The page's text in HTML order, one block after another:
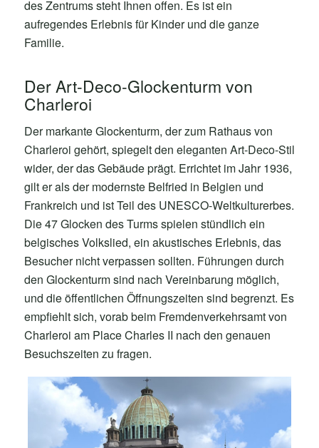
des Zentrums steht Ihnen offen. Es ist ein
aufregendes Erlebnis für Kinder und die ganze
Familie.
Der Art-Deco-Glockenturm von
Charleroi
Der markante Glockenturm, der zum Rathaus von
Charleroi gehört, spiegelt den eleganten Art-Deco-Stil
wider, der das Gebäude prägt. Errichtet im Jahr 1936,
gilt er als der modernste Belfried in Belgien und
Frankreich und ist Teil des UNESCO-Weltkulturerbes.
Die 47 Glocken des Turms spielen stündlich ein
belgisches Volkslied, ein akustisches Erlebnis, das
Besucher nicht verpassen sollten. Führungen durch
den Glockenturm sind nach Vereinbarung möglich,
und die öffentlichen Öffnungszeiten sind begrenzt. Es
empfiehlt sich, vorab beim Fremdenverkehrsamt von
Charleroi am Place Charles II nach den genauen
Besuchszeiten zu fragen.